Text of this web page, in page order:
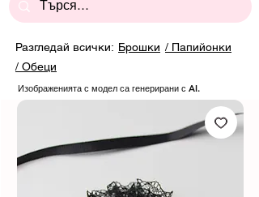
Разгледай всички: Брошки / Папийонки
/ Обеци
Изображенията с модел са генерирани с AI.